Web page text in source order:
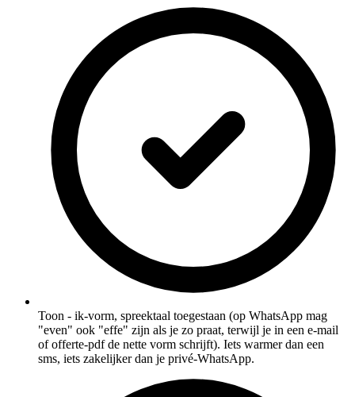
Toon - ik-vorm, spreektaal toegestaan (op WhatsApp mag
"even" ook "effe" zijn als je zo praat, terwijl je in een e-mail
of offerte-pdf de nette vorm schrijft). Iets warmer dan een
sms, iets zakelijker dan je privé-WhatsApp.